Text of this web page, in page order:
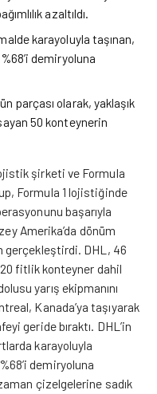
azaltıldı.
karayoluyla taşınan,
demiryoluna
parçası olarak, yaklaşık
50 konteynerin
şirketi ve Formula
Formula 1 lojistiğinde
başarıyla
Amerika’da dönüm
gerçekleştirdi. DHL, 46
fitlik konteyner dahil
yarış ekipmanını
Kanada’ya taşıyarak
geride bıraktı. DHL’in
karayoluyla
demiryoluna
zaman çizelgelerine sadık